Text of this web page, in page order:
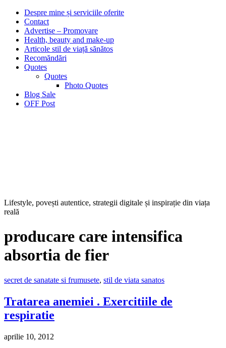
Despre mine și serviciile oferite
Contact
Advertise – Promovare
Health, beauty and make-up
Articole stil de viață sănătos
Recomăndări
Quotes
Quotes
Photo Quotes
Blog Sale
OFF Post
Lifestyle, povești autentice, strategii digitale și inspirație din viața
reală
producare care intensifica
absortia de fier
secret de sanatate si frumusete, stil de viata sanatos
Tratarea anemiei . Exercitiile de
respiratie
aprilie 10, 2012